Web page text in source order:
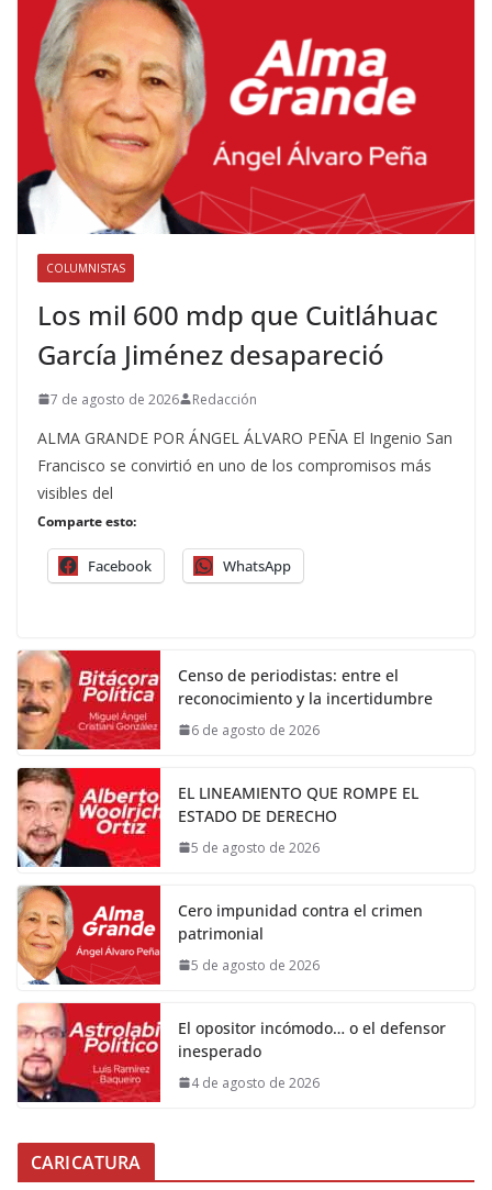
COLUMNISTAS
Los mil 600 mdp que Cuitláhuac
García Jiménez desapareció
7 de agosto de 2026 Redacción
ALMA GRANDE POR ÁNGEL ÁLVARO PEÑA El Ingenio San
Francisco se convirtió en uno de los compromisos más
visibles del
Comparte esto:
Facebook WhatsApp
Censo de periodistas: entre el
reconocimiento y la incertidumbre
6 de agosto de 2026
EL LINEAMIENTO QUE ROMPE EL
ESTADO DE DERECHO
5 de agosto de 2026
Cero impunidad contra el crimen
patrimonial
5 de agosto de 2026
El opositor incómodo… o el defensor
inesperado
4 de agosto de 2026
CARICATURA